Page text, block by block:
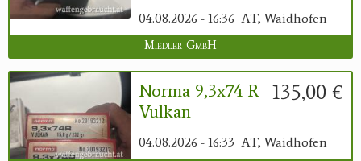
04.08.2026 - 16:36 AT, Waidhofen
Miedler GmbH
135,00 €
Norma 9,3x74 R
Vulkan
04.08.2026 - 16:33 AT, Waidhofen